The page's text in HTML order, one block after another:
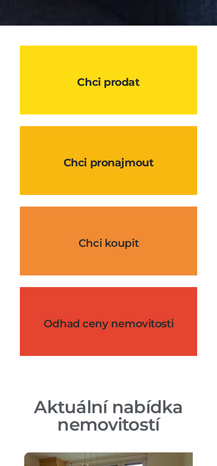
Chci prodat
Chci pronajmout
Chci koupit
Odhad ceny nemovitosti
Aktuální nabídka
nemovitostí